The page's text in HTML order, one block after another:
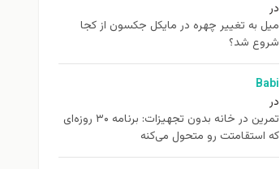
در
ميل به تغيير چهره در مایکل جکسون از كجا
شروع شد؟
Babi
در
تمرین در خانه بدون تجهیزات: برنامه ۳۰ روزه‌ای
که استقامتت رو متحول می‌کنه